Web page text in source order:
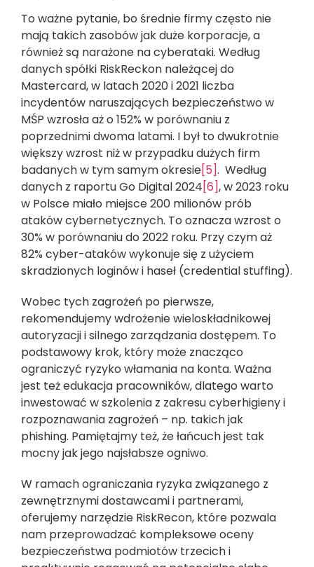
To ważne pytanie, bo średnie firmy często nie
mają takich zasobów jak duże korporacje, a
również są narażone na cyberataki. Według
danych spółki RiskReckon należącej do
Mastercard, w latach 2020 i 2021 liczba
incydentów naruszających bezpieczeństwo w
MŚP wzrosła aż o 152% w porównaniu z
poprzednimi dwoma latami. I był to dwukrotnie
większy wzrost niż w przypadku dużych firm
badanych w tym samym okresie[5]. Według
danych z raportu Go Digital 2024[6], w 2023 roku
w Polsce miało miejsce 200 milionów prób
ataków cybernetycznych. To oznacza wzrost o
30% w porównaniu do 2022 roku. Przy czym aż
82% cyber-ataków wykonuje się z użyciem
skradzionych loginów i haseł (credential stuffing).
Wobec tych zagrożeń po pierwsze,
rekomendujemy wdrożenie wieloskładnikowej
autoryzacji i silnego zarządzania dostępem. To
podstawowy krok, który może znacząco
ograniczyć ryzyko włamania na konta. Ważna
jest też edukacja pracowników, dlatego warto
inwestować w szkolenia z zakresu cyberhigieny i
rozpoznawania zagrożeń – np. takich jak
phishing. Pamiętajmy też, że łańcuch jest tak
mocny jak jego najsłabsze ogniwo.
W ramach ograniczania ryzyka związanego z
zewnętrznymi dostawcami i partnerami,
oferujemy narzędzie RiskRecon, które pozwala
nam przeprowadzać kompleksowe oceny
bezpieczeństwa podmiotów trzecich i